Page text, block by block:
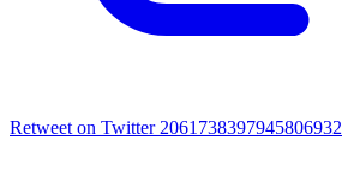
Retweet on Twitter 2061738397945806932